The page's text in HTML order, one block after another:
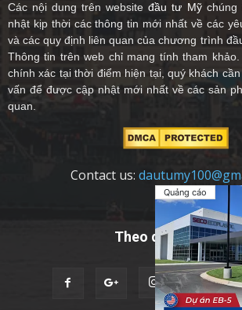
Quảng cáo
Các nội dung trên websiteđầu tư Mỹchúng
nhật kịp thời các thông tin mới nhất về các
và các quy định liên quan của chương trình
Thông tin trên web chỉ mang tính tham
chính xác tại thời điểm hiện tại, quý khách
vấn để được cập nhật mới nhất về các sản
quan.
Contact us:
Theo dõi chúng tôi